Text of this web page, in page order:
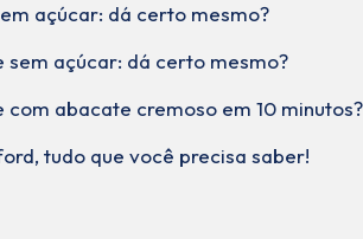
açúcar: dá certo mesmo?
açúcar: dá certo mesmo?
abacate cremoso em 10 minutos?
tudo que você precisa saber!